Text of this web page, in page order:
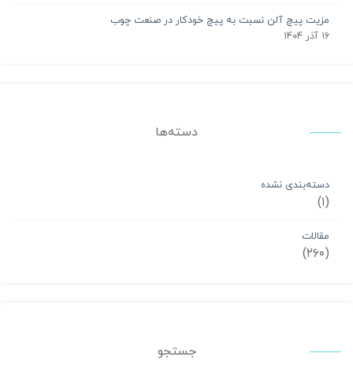
مزیت پیچ آلن نسبت به پیچ خودکار در صنعت چوب
۱۶ آذر ۱۴۰۴
دسته‌ها
دسته‌بندی نشده
(۱)
مقالات
(۲۶۰)
جستجو